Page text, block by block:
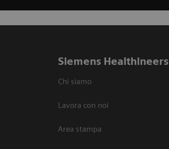
Siemens Healthineers
Chi siamo
Lavora con noi
Area stampa